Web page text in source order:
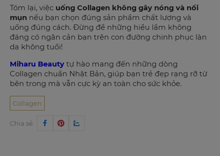
Tóm lại, việc uống Collagen không gây nóng và nổi
mụn nếu bạn chọn đúng sản phẩm chất lượng và
uống đúng cách. Đừng để những hiểu lầm không
đáng có ngăn cản bạn trên con đường chinh phục làn
da không tuổi!
Miharu Beauty tự hào mang đến những dòng
Collagen chuẩn Nhật Bản, giúp bạn trẻ đẹp rạng rỡ từ
bên trong mà vẫn cực kỳ an toàn cho sức khỏe.
Collagen
Chia sẻ